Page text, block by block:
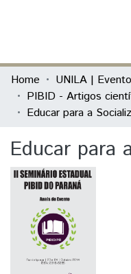
Communities &
All of DSpace
Home UNILA |
PIBID - Artigos
Educar para a
Educar para